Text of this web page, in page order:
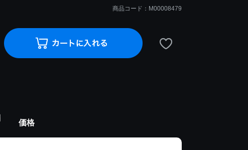
商品コード：M00008479
価格